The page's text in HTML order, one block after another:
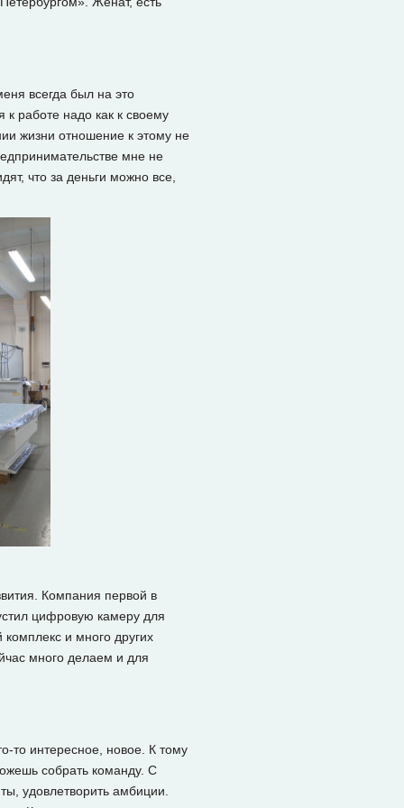
всегда был на это
к работе надо как к своему
жизни отношение к этому не
мне не
что за деньги можно все,
Компания первой в
цифровую камеру для
комплекс и много других
много делаем и для
то интересное, новое. К тому
собрать команду. С
удовлетворить амбиции.